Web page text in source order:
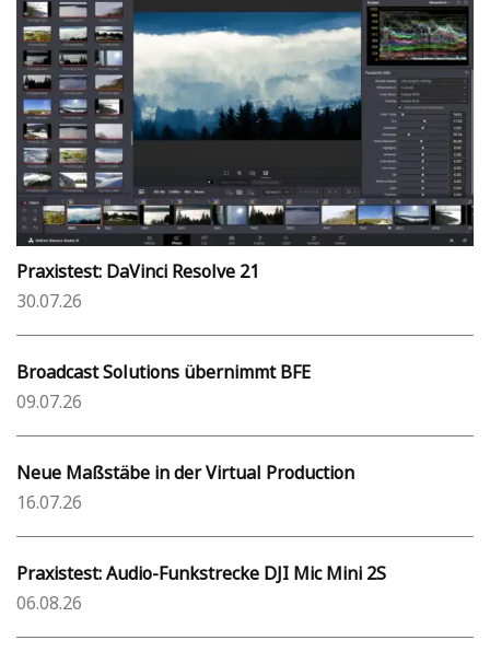
Praxistest: DaVinci Resolve 21
30.07.26
Broadcast Solutions übernimmt BFE
09.07.26
Neue Maßstäbe in der Virtual Production
16.07.26
Praxistest: Audio-Funkstrecke DJI Mic Mini 2S
06.08.26